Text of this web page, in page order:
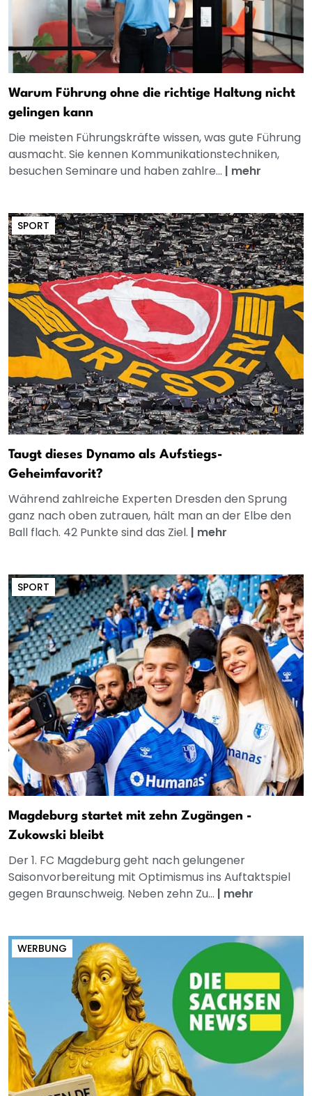
Warum Führung ohne die richtige Haltung nicht
gelingen kann
Die meisten Führungskräfte wissen, was gute Führung
ausmacht. Sie kennen Kommunikationstechniken,
besuchen Seminare und haben zahlre... | mehr
SPORT
Taugt dieses Dynamo als Aufstiegs-
Geheimfavorit?
Während zahlreiche Experten Dresden den Sprung
ganz nach oben zutrauen, hält man an der Elbe den
Ball flach. 42 Punkte sind das Ziel. | mehr
SPORT
Magdeburg startet mit zehn Zugängen -
Zukowski bleibt
Der 1. FC Magdeburg geht nach gelungener
Saisonvorbereitung mit Optimismus ins Auftaktspiel
gegen Braunschweig. Neben zehn Zu... | mehr
WERBUNG